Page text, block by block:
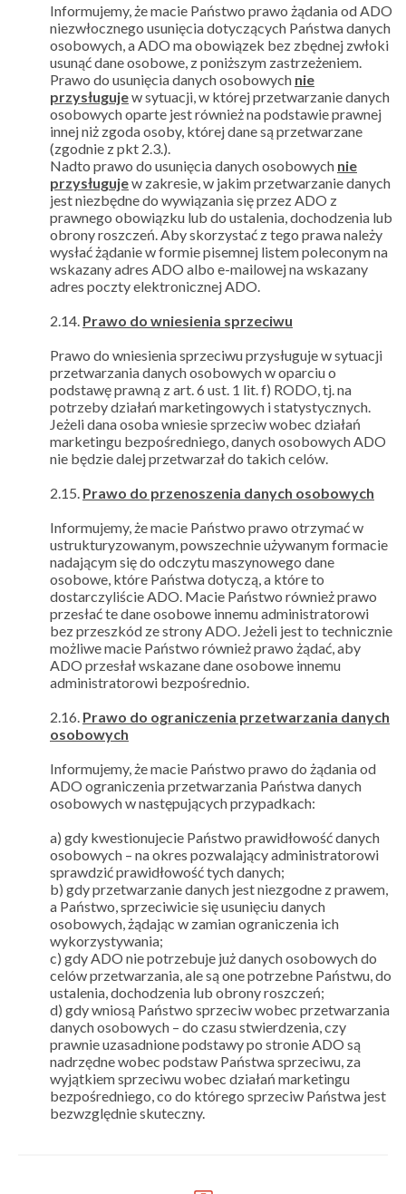
Informujemy, że macie Państwo prawo żądania od ADO
niezwłocznego usunięcia dotyczących Państwa danych
osobowych, a ADO ma obowiązek bez zbędnej zwłoki
usunąć dane osobowe, z poniższym zastrzeżeniem.
Prawo do usunięcia danych osobowych nie
przysługujew sytuacji, w której przetwarzanie danych
osobowych oparte jest również na podstawie prawnej
innej niż zgoda osoby, której dane są przetwarzane
(zgodnie z pkt 2.3.).
Nadto prawo do usunięcia danych osobowych nie
przysługujew zakresie, w jakim przetwarzanie danych
jest niezbędne do wywiązania się przez ADO z
prawnego obowiązku lub do ustalenia, dochodzenia lub
obrony roszczeń. Aby skorzystać z tego prawa należy
wysłać żądanie w formie pisemnej listem poleconym na
wskazany adres ADO albo e-mailowej na wskazany
adres poczty elektronicznej ADO.
2.14. Prawo do wniesienia sprzeciwu
Prawo do wniesienia sprzeciwu przysługuje w sytuacji
przetwarzania danych osobowych w oparciu o
podstawę prawną z art. 6 ust. 1 lit. f) RODO, tj. na
potrzeby działań marketingowych i statystycznych.
Jeżeli dana osoba wniesie sprzeciw wobec działań
marketingu bezpośredniego, danych osobowych ADO
nie będzie dalej przetwarzał do takich celów.
2.15. Prawo do przenoszenia danych osobowych
Informujemy, że macie Państwo prawo otrzymać w
ustrukturyzowanym, powszechnie używanym formacie
nadającym się do odczytu maszynowego dane
osobowe, które Państwa dotyczą, a które to
dostarczyliście ADO. Macie Państwo również prawo
przesłać te dane osobowe innemu administratorowi
bez przeszkód ze strony ADO. Jeżeli jest to technicznie
możliwe macie Państwo również prawo żądać, aby
ADO przesłał wskazane dane osobowe innemu
administratorowi bezpośrednio.
2.16. Prawo do ograniczenia przetwarzania danych
osobowych
Informujemy, że macie Państwo prawo do żądania od
ADO ograniczenia przetwarzania Państwa danych
osobowych w następujących przypadkach:
a) gdy kwestionujecie Państwo prawidłowość danych
osobowych – na okres pozwalający administratorowi
sprawdzić prawidłowość tych danych;
b) gdy przetwarzanie danych jest niezgodne z prawem,
a Państwo, sprzeciwicie się usunięciu danych
osobowych, żądając w zamian ograniczenia ich
wykorzystywania;
c) gdy ADO nie potrzebuje już danych osobowych do
celów przetwarzania, ale są one potrzebne Państwu, do
ustalenia, dochodzenia lub obrony roszczeń;
d) gdy wniosą Państwo sprzeciw wobec przetwarzania
danych osobowych – do czasu stwierdzenia, czy
prawnie uzasadnione podstawy po stronie ADO są
nadrzędne wobec podstaw Państwa sprzeciwu, za
wyjątkiem sprzeciwu wobec działań marketingu
bezpośredniego, co do którego sprzeciw Państwa jest
bezwzględnie skuteczny.